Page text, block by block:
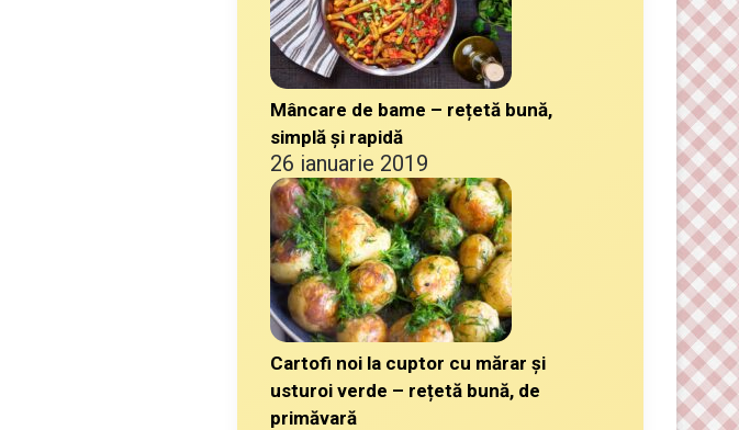
Mâncare de bame – rețetă bună,
simplă și rapidă
26 ianuarie 2019
Cartofi noi la cuptor cu mărar și
usturoi verde – rețetă bună, de
primăvară